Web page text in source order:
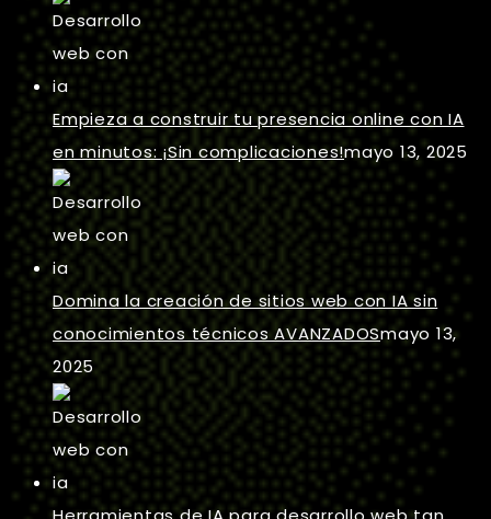
Empieza a construir tu presencia online con IA
en minutos: ¡Sin complicaciones!mayo 13, 2025
Domina la creación de sitios web con IA sin
conocimientos técnicos AVANZADOSmayo 13,
2025